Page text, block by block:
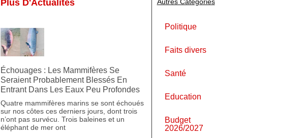
Plus D'Actualités
Échouages : Les Mammifères Se
Seraient Probablement Blessés En
Entrant Dans Les Eaux Peu Profondes
Quatre mammifères marins se sont échoués
sur nos côtes ces derniers jours, dont trois
n’ont pas survécu. Trois baleines et un
éléphant de mer ont
Politique
Faits divers
Santé
Education
Budget
2026/2027